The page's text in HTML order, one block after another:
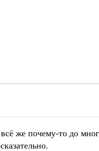
же почему-то до